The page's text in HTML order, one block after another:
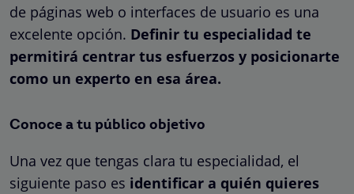
de páginas web o interfaces de usuario es una
excelente opción. Definir tu especialidad te
permitirá centrar tus esfuerzos y posicionarte
como un experto en esa área.
Conoce a tu público objetivo
Una vez que tengas clara tu especialidad, el
siguiente paso es identificar a quién quieres